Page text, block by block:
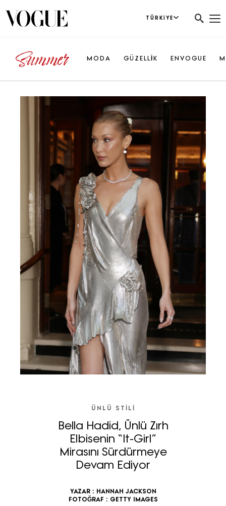
TÜRKIYE
MODA GÜZELLİK ENVOGUE
ÜNLÜ STILI
Bella Hadid, Ünlü Zırh
Elbisenin “It-Girl”
Mirasını Sürdürmeye
Devam Ediyor
YAZAR : HANNAH JACKSON
FOTOĞRAF : GETTY IMAGES